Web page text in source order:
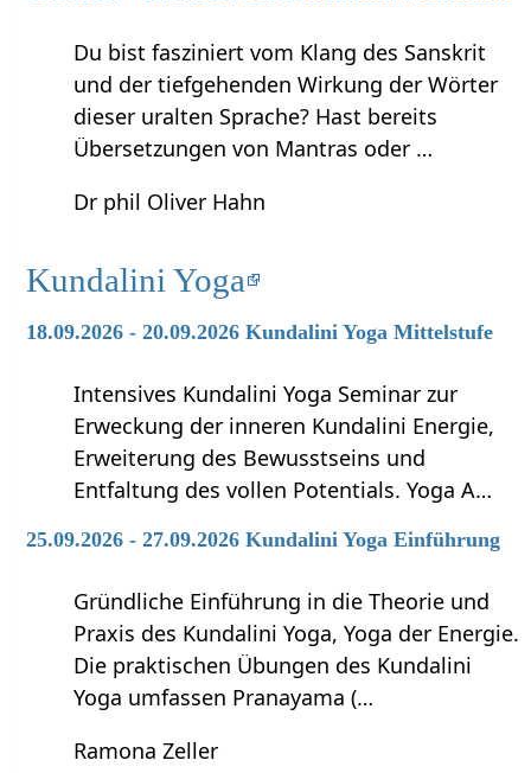
Du bist fasziniert vom Klang des Sanskrit
und der tiefgehenden Wirkung der Wörter
dieser uralten Sprache? Hast bereits
Übersetzungen von Mantras oder …
Dr phil Oliver Hahn
Kundalini Yoga
18.09.2026 - 20.09.2026 Kundalini Yoga Mittelstufe
Intensives Kundalini Yoga Seminar zur
Erweckung der inneren Kundalini Energie,
Erweiterung des Bewusstseins und
Entfaltung des vollen Potentials. Yoga A…
25.09.2026 - 27.09.2026 Kundalini Yoga Einführung
Gründliche Einführung in die Theorie und
Praxis des Kundalini Yoga, Yoga der Energie.
Die praktischen Übungen des Kundalini
Yoga umfassen Pranayama (…
Ramona Zeller